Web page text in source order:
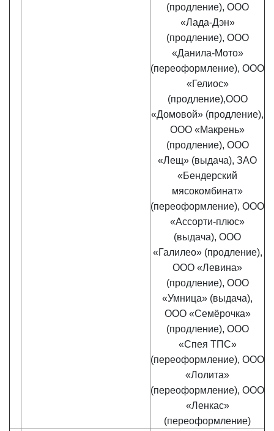
(продление), ООО
«Лада-Дэн»
(продление), ООО
«Данила-Мото»
(переоформление), ООО
«Гелиос»
(продление),ООО
«Домовой» (продление),
ООО «Макрень»
(продление), ООО
«Лещ» (выдача), ЗАО
«Бендерский
мясокомбинат»
(переоформление), ООО
«Ассорти-плюс»
(выдача), ООО
«Галилео» (продление),
ООО «Левина»
(продление), ООО
«Умница» (выдача),
ООО «Семёрочка»
(продление), ООО
«Спея ТПС»
(переоформление), ООО
«Лолита»
(переоформление), ООО
«Ленкас»
(переоформление)